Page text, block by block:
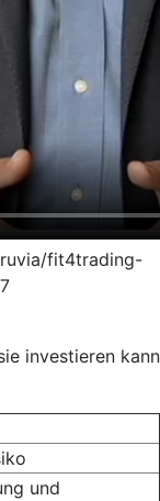
fit4trading-
investieren kann
und